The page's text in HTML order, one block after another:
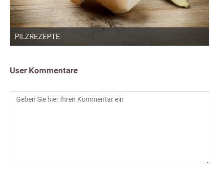
PILZREZEPTE
User Kommentare